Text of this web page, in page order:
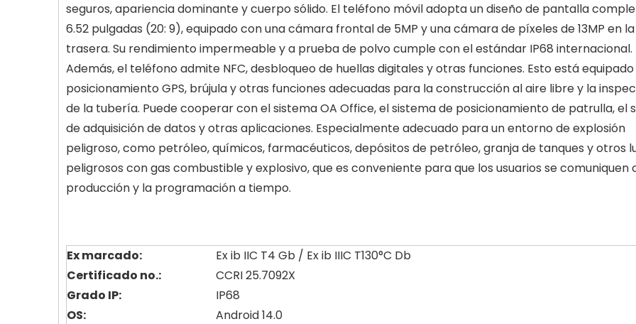
seguros, apariencia dominante y cuerpo sólido. El teléfono móvil adopta un diseño de pantalla
6.52 pulgadas (20: 9), equipado con una cámara frontal de 5MP y una cámara de píxeles de 13MP en
trasera. Su rendimiento impermeable y a prueba de polvo cumple con el estándar IP68 internacional.
Además, el teléfono admite NFC, desbloqueo de huellas digitales y otras funciones. Esto está
posicionamiento GPS, brújula y otras funciones adecuadas para la construcción al aire libre y la
de la tubería. Puede cooperar con el sistema OA Office, el sistema de posicionamiento de patrulla, el
de adquisición de datos y otras aplicaciones. Especialmente adecuado para un entorno de explosión
peligroso, como petróleo, químicos, farmacéuticos, depósitos de petróleo, granja de tanques y otros
peligrosos con gas combustible y explosivo, que es conveniente para que los usuarios se comuniquen
producción y la programación a tiempo.
Ex marcado:
Ex ib IIC T4 Gb / Ex ib IIIC T130°C Db
Certificado no.:
CCRI 25.7092X
Grado IP:
IP68
OS:
Android 14.0